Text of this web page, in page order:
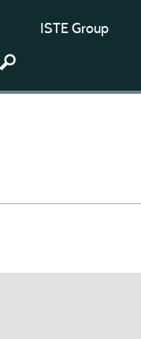
ISTE Group